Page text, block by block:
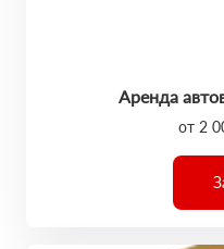
Аренда
от 2